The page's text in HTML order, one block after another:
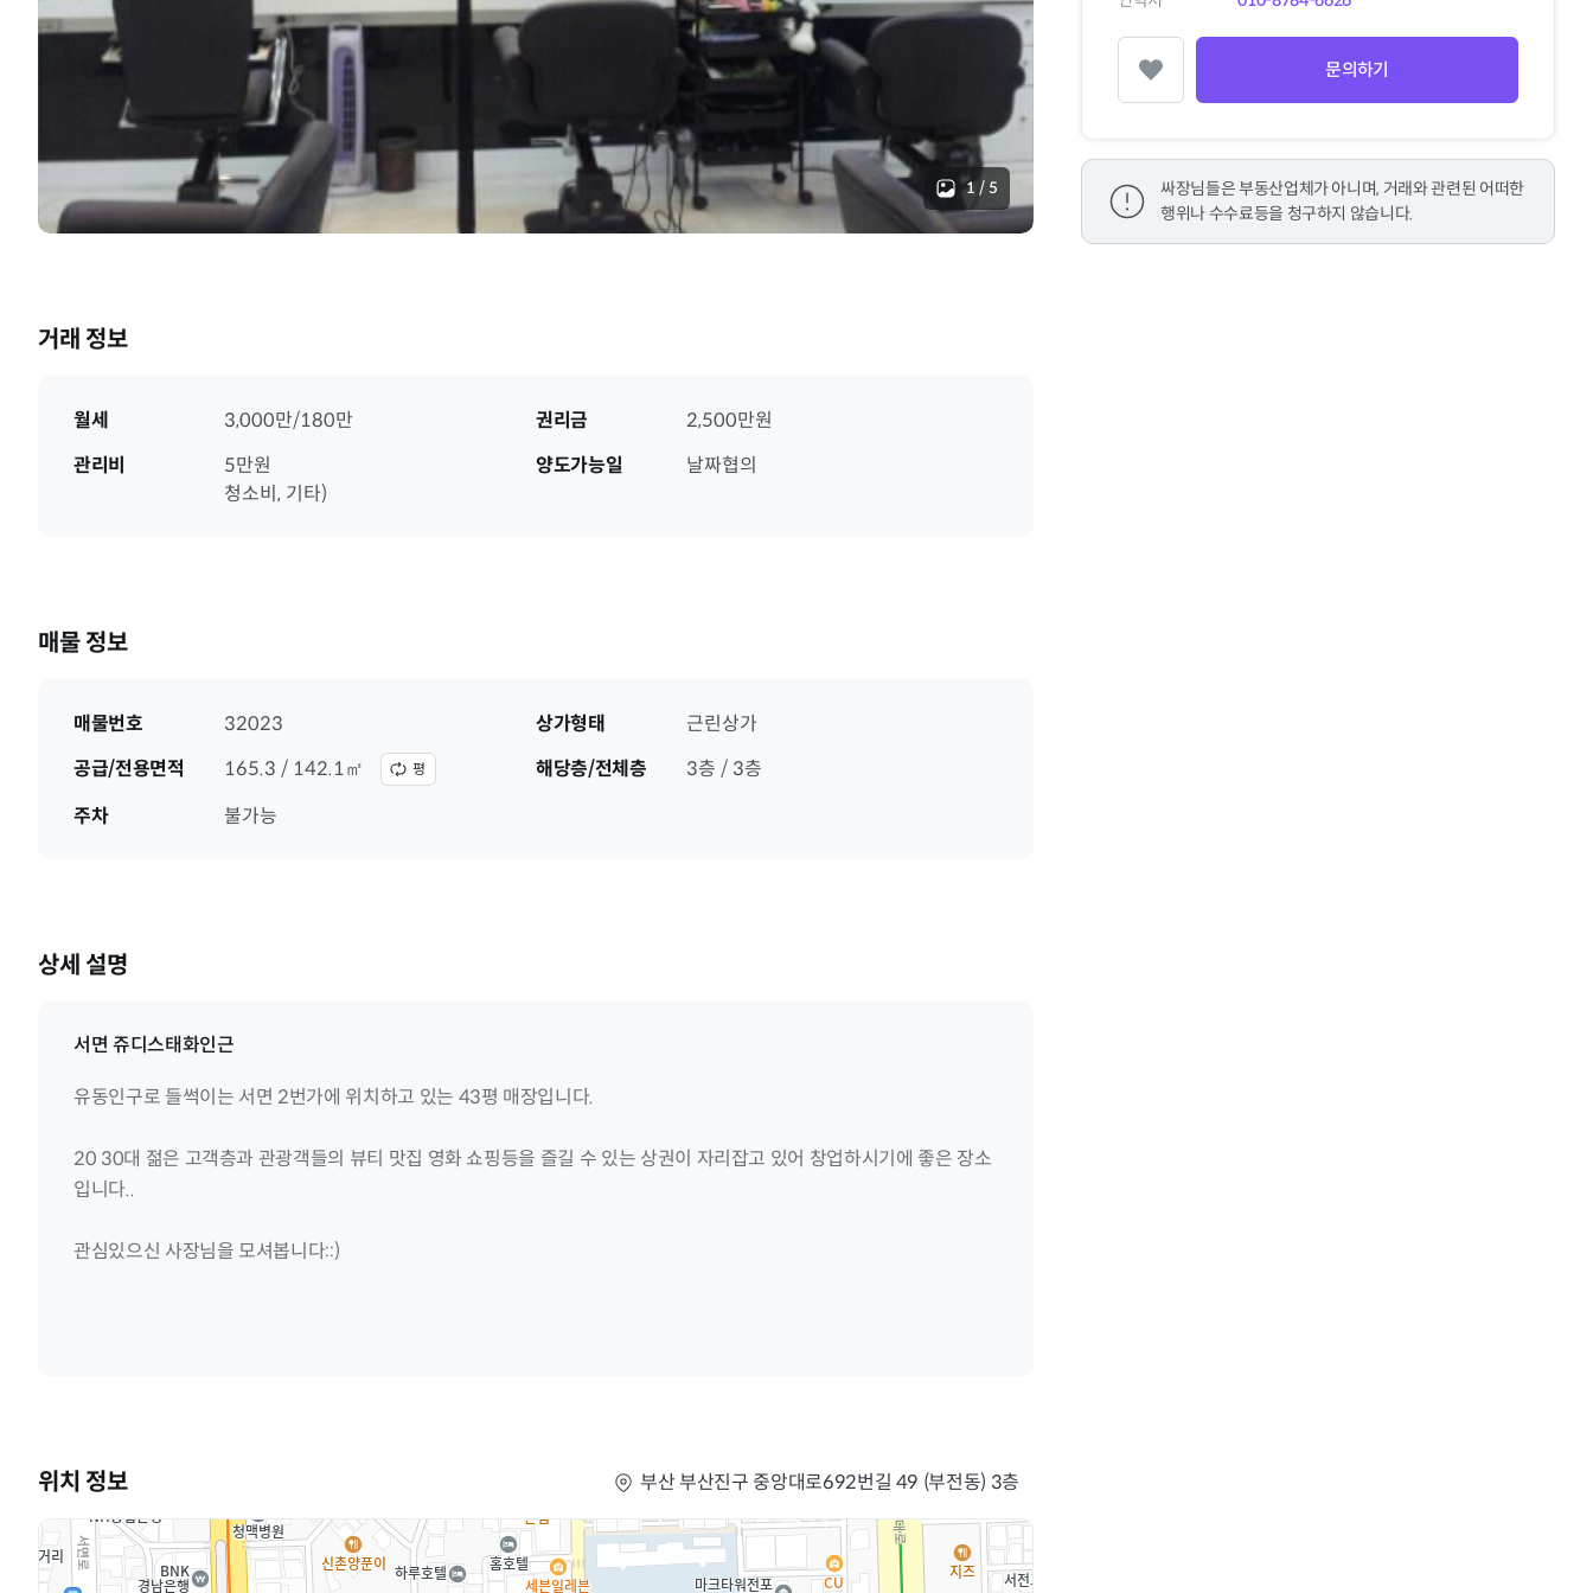
1 / 5
거래 정보
월세 3,000만/180만 권리금
2,500만원
관리비
5만원
청소비, 기타)
양도가능일 날짜협의
매물 정보
매물번호 32023 상가형태
근린상가
공급/전용면적
165.3 / 142.1㎡ 평 해당층/전체층
3층 / 3층
주차
불가능
상세 설명
서면 쥬디스태화인근
유동인구로 들썩이는 서면 2번가에 위치하고 있는 43평 매장입니다.
20 30대 젊은 고객층과 관광객들의 뷰티 맛집 영화 쇼핑등을 즐길 수 있는 상권이 자리잡고 있어 창업하시기에 좋은 장소
입니다..
관심있으신 사장님을 모셔봅니다::)
위치 정보 부산 부산진구 중앙대로692번길 49 (부전동) 3층
찜하기 문의하기
싸장님들은 부동산업체가 아니며, 거래와 관련된 어떠한
행위나 수수료등을 청구하지 않습니다.